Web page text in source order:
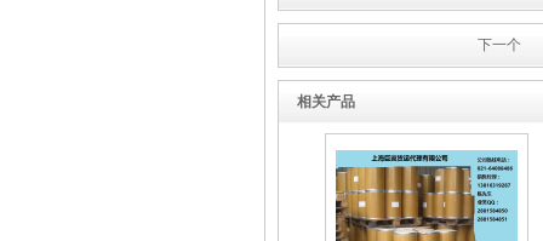
下一个
相关产品